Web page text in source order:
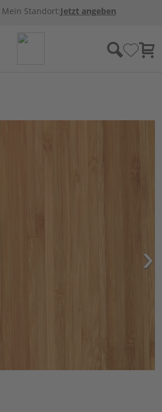
Mein Standort:Jetzt angeben